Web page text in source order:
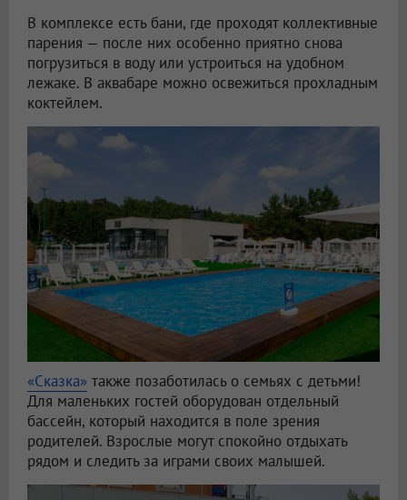
В комплексе есть бани, где проходят коллективные
парения — после них особенно приятно снова
погрузиться в воду или устроиться на удобном
лежаке. В аквабаре можно освежиться прохладным
коктейлем.
«Сказка» также позаботилась о семьях с детьми!
Для маленьких гостей оборудован отдельный
бассейн, который находится в поле зрения
родителей. Взрослые могут спокойно отдыхать
рядом и следить за играми своих малышей.